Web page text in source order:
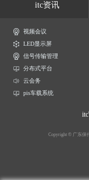
itc资讯
视频会议
LED显示屏
信号传输管理
分布式平台
云会务
pis车载系统
Copyright © 广东保